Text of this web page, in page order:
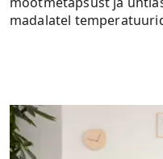
madalatel